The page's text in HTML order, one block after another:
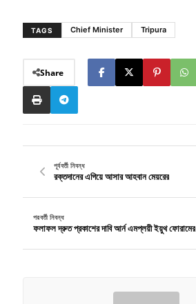
TAGS Chief Minister Tripura
Share
পূর্ববর্তী নিবন্ধ
রক্তদানের এগিয়ে আসার আহবান মেয়রের
পরবর্তী নিবন্ধ
ফলাফল দ্রুত প্রকাশের দাবি আর্ন এমপ্লয়ী ইয়ুথ ফোরামের